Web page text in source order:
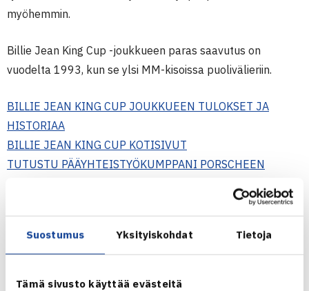
Suostumus Yksityiskohdat Tietoja
Tämä sivusto käyttää evästeitä
myöhemmin.
Billie Jean King Cup -joukkueen paras saavutus on
vuodelta 1993, kun se ylsi MM-kisoissa puolivälieriin.
BILLIE JEAN KING CUP JOUKKUEEN TULOKSET JA
HISTORIAA
BILLIE JEAN KING CUP KOTISIVUT
TUTUSTU PÄÄYHTEISTYÖKUMPPANI PORSCHEEN